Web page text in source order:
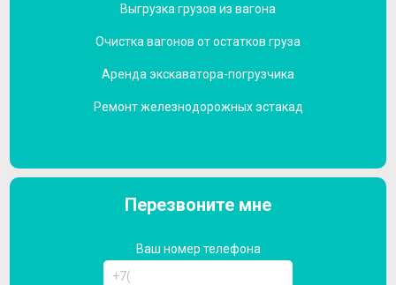
Выгрузка грузов из вагона
Очистка вагонов от остатков груза
Аренда экскаватора-погрузчика
Ремонт железнодорожных эстакад
Перезвоните мне
Ваш номер телефона